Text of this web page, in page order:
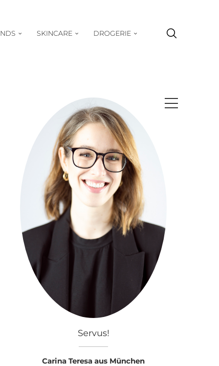
SKINCARE DROGERIE
Servus!
Carina Teresa aus München